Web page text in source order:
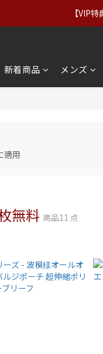
レルセール】オリジナル
【VIP
新着商品 メンズ
適用
無料 商品11 点